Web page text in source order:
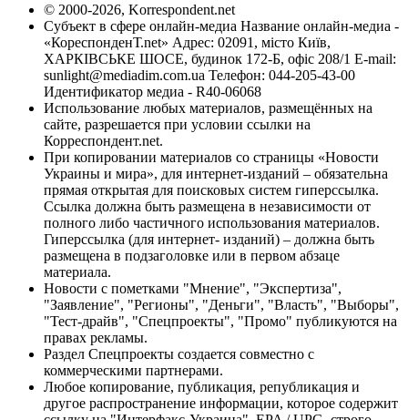
© 2000-2026, Korrespondent.net
Субъект в сфере онлайн-медиа Название онлайн-медиа -
«КореспонденТ.net» Адрес: 02091, місто Київ,
ХАРКІВСЬКЕ ШОСЕ, будинок 172-Б, офіс 208/1 E-mail:
sunlight@mediadim.com.ua Телефон: 044-205-43-00
Идентификатор медиа - R40-06068
Использование любых материалов, размещённых на
сайте, разрешается при условии ссылки на
Корреспондент.net.
При копировании материалов со страницы «Новости
Украины и мира», для интернет-изданий – обязательна
прямая открытая для поисковых систем гиперссылка.
Ссылка должна быть размещена в независимости от
полного либо частичного использования материалов.
Гиперссылка (для интернет- изданий) – должна быть
размещена в подзаголовке или в первом абзаце
материала.
Новости с пометками "Мнение", "Экспертиза",
"Заявление", "Регионы", "Деньги", "Власть", "Выборы",
"Тест-драйв", "Спецпроекты", "Промо" публикуются на
правах рекламы.
Раздел Спецпроекты создается совместно с
коммерческими партнерами.
Любое копирование, публикация, републикация и
другое распространение информации, которое содержит